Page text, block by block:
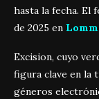
hasta la fecha. El
de 2025 en
Excision, cuyo
figura clave en la
géneros